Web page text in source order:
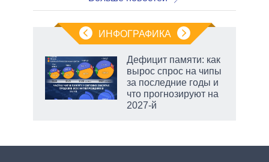
ИНФОГРАФИКА
Дефицит памяти: как
вырос спрос на чипы
за последние годы и
что прогнозируют на
2027-й